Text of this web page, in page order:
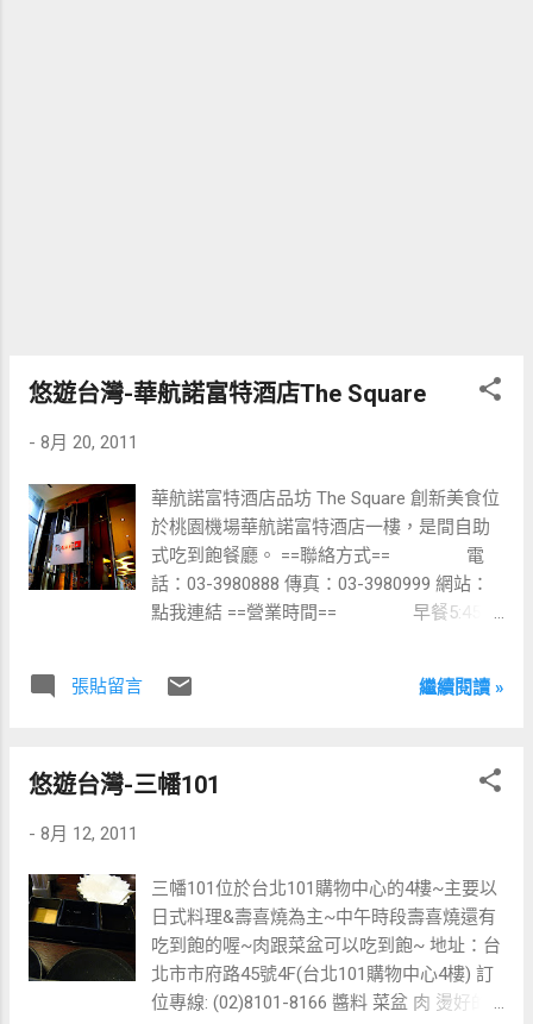
悠遊台灣-華航諾富特酒店The Square
- 8月 20, 2011
華航諾富特酒店品坊 The Square 創新美食位
於桃園機場華航諾富特酒店一樓，是間自助
式吃到飽餐廳。 ==聯絡方式== 電
話：03-3980888 傳真：03-3980999 網站：
點我連結 ==營業時間== 早餐5:45-
冷食區+甜點區 餐桌擺設&空間佈局 糖&鹽罐
葡萄柚、柳橙、蘋果還有當天現打的西瓜汁
麼蝦~蒸的~~超大~超甜~不過...肉只有一點
點 煎魚 烤蝦&炒蛤蜊 烤蝦&炒蛤蜊近拍 蒸的
生蠔 比薩 雖然吃飽了~不過最後還是再來一
盤焗烤海鮮+炒蛤蜊 擺設 吊燈&天花板處理
隔間矮牆 吊燈+1 最後再來張店門照 延伸閱
張貼留言 繼續閱讀 »
悠遊台灣-三幡101
- 8月 12, 2011
三幡101位於台北101購物中心的4樓~主要以
日式料理&壽喜燒為主~中午時段壽喜燒還有
吃到飽的喔~肉跟菜盆可以吃到飽~ 地址：台
北市市府路45號4F(台北101購物中心4樓) 訂
位專線: (02)8101-8166 醬料 菜盆 肉 燙好的